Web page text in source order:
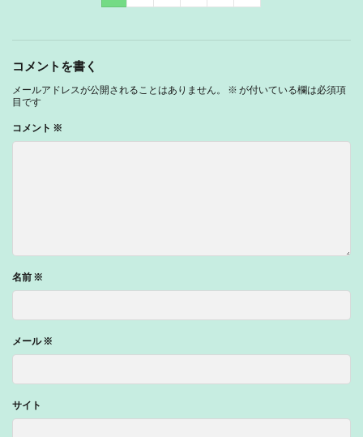
コメントを書く
メールアドレスが公開されることはありません。 ※ が付いている欄は必須項
目です
コメント ※
名前 ※
メール※
サイト